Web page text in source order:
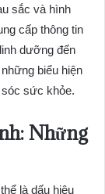
sắc và hình
cấp thông tin
dưỡng đến
biểu hiện
sức khỏe.
Những
là dấu hiệu